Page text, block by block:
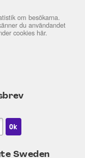
om besökarna.
du användandet
cookies här.
Sweden